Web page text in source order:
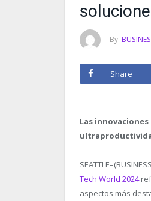
By
Share
Las
Tech World 2024
aspectos más